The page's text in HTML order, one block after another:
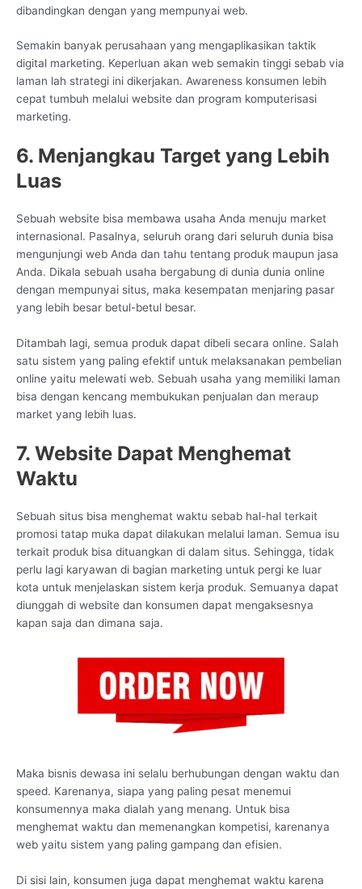
dibandingkan dengan yang mempunyai web.
Semakin banyak perusahaan yang mengaplikasikan taktik
digital marketing. Keperluan akan web semakin tinggi sebab via
laman lah strategi ini dikerjakan. Awareness konsumen lebih
cepat tumbuh melalui website dan program komputerisasi
marketing.
6. Menjangkau Target yang Lebih
Luas
Sebuah website bisa membawa usaha Anda menuju market
internasional. Pasalnya, seluruh orang dari seluruh dunia bisa
mengunjungi web Anda dan tahu tentang produk maupun jasa
Anda. Dikala sebuah usaha bergabung di dunia dunia online
dengan mempunyai situs, maka kesempatan menjaring pasar
yang lebih besar betul-betul besar.
Ditambah lagi, semua produk dapat dibeli secara online. Salah
satu sistem yang paling efektif untuk melaksanakan pembelian
online yaitu melewati web. Sebuah usaha yang memiliki laman
bisa dengan kencang membukukan penjualan dan meraup
market yang lebih luas.
7. Website Dapat Menghemat
Waktu
Sebuah situs bisa menghemat waktu sebab hal-hal terkait
promosi tatap muka dapat dilakukan melalui laman. Semua isu
terkait produk bisa dituangkan di dalam situs. Sehingga, tidak
perlu lagi karyawan di bagian marketing untuk pergi ke luar
kota untuk menjelaskan sistem kerja produk. Semuanya dapat
diunggah di website dan konsumen dapat mengaksesnya
kapan saja dan dimana saja.
Maka bisnis dewasa ini selalu berhubungan dengan waktu dan
speed. Karenanya, siapa yang paling pesat menemui
konsumennya maka dialah yang menang. Untuk bisa
menghemat waktu dan memenangkan kompetisi, karenanya
web yaitu sistem yang paling gampang dan efisien.
Di sisi lain, konsumen juga dapat menghemat waktu karena